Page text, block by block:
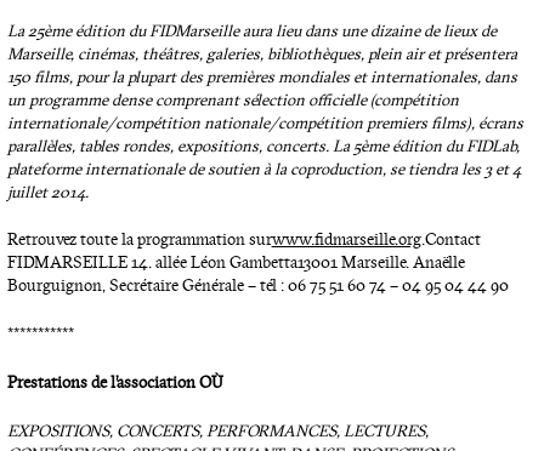
La 25ème édition du FIDMarseille aura lieu dans une dizaine de lieux de
Marseille, cinémas, théâtres, galeries, bibliothèques, plein air et présentera
150 films, pour la plupart des premières mondiales et internationales, dans
un programme dense comprenant sélection officielle (compétition
internationale/compétition nationale/compétition premiers films), écrans
parallèles, tables rondes, expositions, concerts. La 5ème édition du FIDLab,
plateforme internationale de soutien à la coproduction, se tiendra les 3 et 4
juillet 2014.
Retrouvez toute la programmation surwww.fidmarseille.org. Contact
FIDMARSEILLE 14. allée Léon Gambetta13001 Marseille. Anaëlle
Bourguignon, Secrétaire Générale – tél : 06 75 51 60 74 – 04 95 04 44 90
***********
Prestations de l’association OÙ
EXPOSITIONS, CONCERTS, PERFORMANCES, LECTURES,